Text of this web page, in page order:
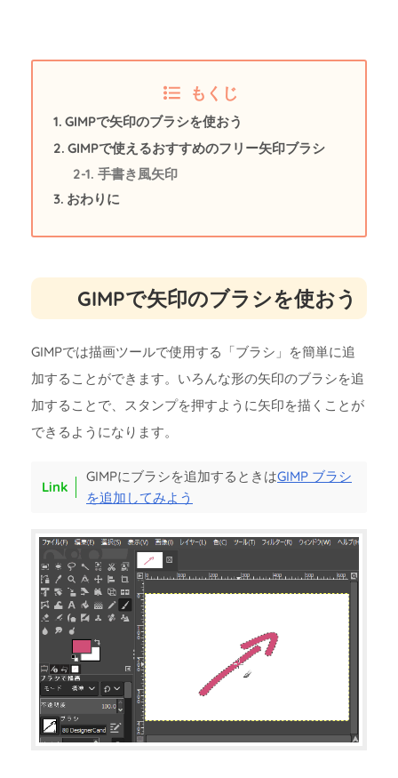
もくじ
GIMPで矢印のブラシを使おう
GIMPで使えるおすすめのフリー矢印ブラシ
手書き風矢印
おわりに
GIMPで矢印のブラシを使おう
GIMPでは描画ツールで使用する「ブラシ」を簡単に追
加することができます。いろんな形の矢印のブラシを追
加することで、スタンプを押すように矢印を描くことが
できるようになります。
GIMPにブラシを追加するときはGIMP ブラシ
を追加してみよう